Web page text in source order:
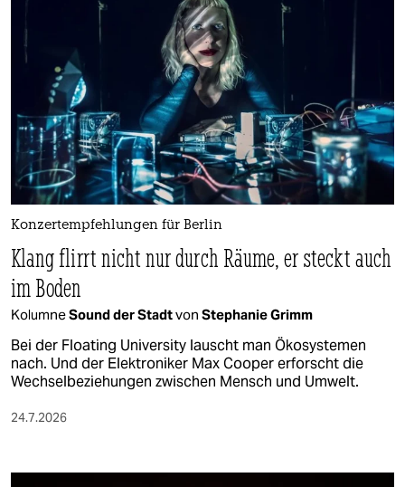
Konzertempfehlungen für Berlin
Klang flirrt nicht nur durch Räume, er steckt auch
im Boden
KolumneSound der Stadtvon Stephanie Grimm
Bei der Floating University lauscht man Ökosystemen
nach. Und der Elektroniker Max Cooper erforscht die
Wechselbeziehungen zwischen Mensch und Umwelt.
24.7.2026